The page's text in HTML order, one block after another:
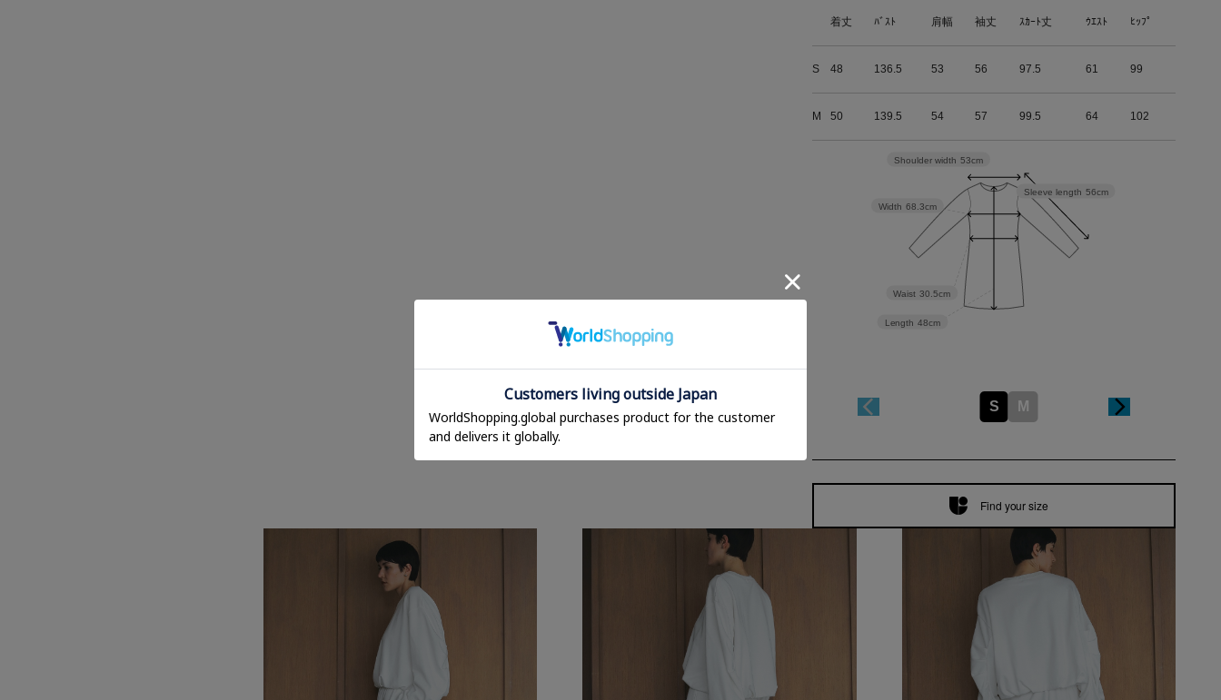
着丈 ﾊﾞｽﾄ 肩幅 袖丈 ｽｶｰﾄ丈 ｳｴｽﾄ ﾋｯﾌﾟ
S 48 136.5 53 56 97.5 61 99
M 50 139.5 54 57 99.5 64 102
Sleeve length 56cm
Length 48cm
Waist 30.5cm
Width 68.3cm
Shoulder width 53cm
S M
Find your size